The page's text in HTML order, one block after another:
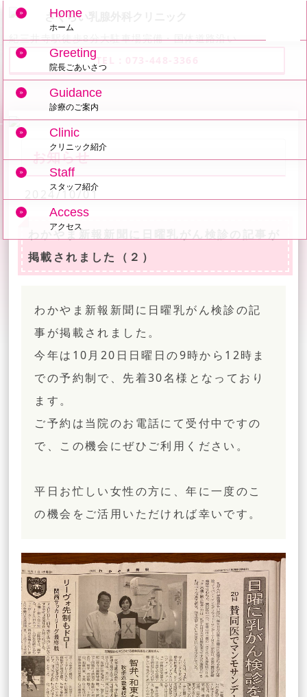
紀三井寺駅徒歩8分大駐車場完備・国体道路沿い
TEL：073-448-3366
Home
ホーム
Greeting
院長ごあいさつ
Guidance
診療のご案内
Clinic
クリニック紹介
Staff
スタッフ紹介
Access
アクセス
お知らせ
2024/10/01
わかやま新報新聞に日曜乳がん検診の記事が
掲載されました（２）
わかやま新報新聞に日曜乳がん検診の記
事が掲載されました。
今年は10月20日日曜日の9時から12時ま
での予約制で、先着30名様となっており
ます。
ご予約は当院のお電話にて受付中ですの
で、この機会にぜひご利用ください。
平日お忙しい女性の方に、年に一度のこ
の機会をご活用いただければ幸いです。